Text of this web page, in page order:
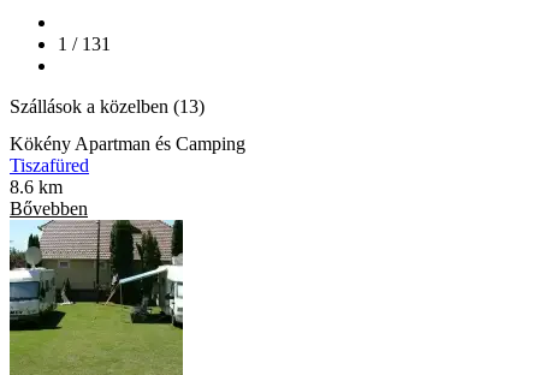
1 / 131
Szállások a közelben (13)
Kökény Apartman és Camping
Tiszafüred
8.6 km
Bővebben